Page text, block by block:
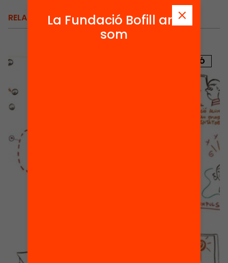
RELACIONATS
PUBLICACIÓ
La Fundació Bofill ara
som